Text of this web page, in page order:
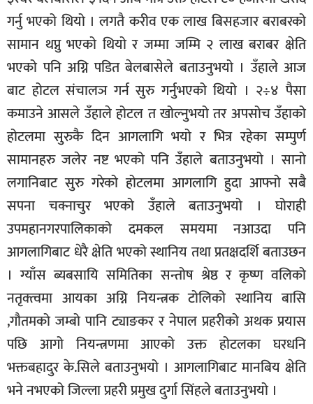
जीवनशैली
साहित्य
सूचना-
प्रवधि
गर्नु भएको थियो । लगतै करीव एक लाख बिसहजार बराबरको
सामान थप्नु भएको थियो र जम्मा जम्मि २ लाख बराबर क्षेति
भएको पनि अग्नि पडित बेलबासेले बताउनुभयो । उँहाले आज
बाट होटल संचालञ गर्न सुरु गर्नुभएको थियो । २÷४ पैसा
कमाउने आसले उँहाले होटल त खोल्नुभयो तर अपसोच उँहाको
होटलमा सुरुकै दिन आगलागि भयो र भित्र रहेका सम्पुर्ण
सामानहरु जलेर नष्ट भएको पनि उँहाले बताउनुभयो । सानो
लगानिबाट सुरु गरेको होटलमा आगलागि हुदा आफ्नो सबै
सपना चक्नाचुर भएको उँहाले बताउनुभयो । घोराही
उपमहानगरपालिकाको दमकल समयमा नआउदा पनि
आगलागिबाट धेरै क्षेति भएको स्थानिय तथा प्रतक्षदर्शि बताउछन
। ग्याँस ब्यबसायि समितिका सन्तोष श्रेष्ठ र कृष्ण वलिको
नतृक्त्वमा आयका अग्नि नियन्त्रक टोलिको स्थानिय बासि
,गौतमको जम्बो पानि ट्याङकर र नेपाल प्रहरीको अथक प्रयास
पछि आगो नियन्त्रणमा आएको उक्त होटलका घरधनि
भक्तबहादुर के.सिले बताउनुभयो । आगलागिबाट मानबिय क्षेति
भने नभएको जिल्ला प्रहरी प्रमुख दुर्गा सिंहले बताउनुभयो ।